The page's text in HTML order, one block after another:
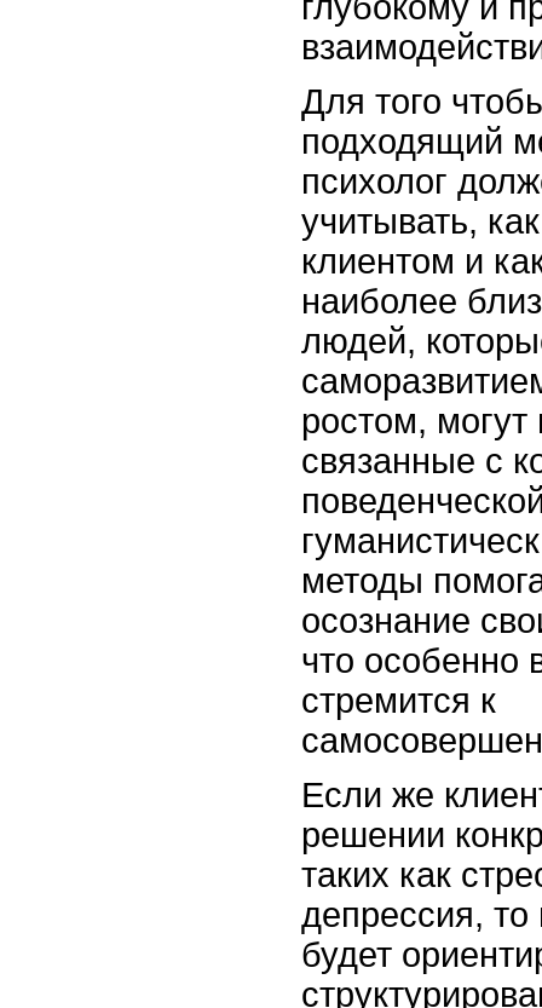
Для того
подходящий
психолог
учитывать,
клиентом и
наиболее
людей,
ростом,
связанные с
методы
осознание
что особенно
стремится к
Если же
решении
таких как
депрессия,
будет